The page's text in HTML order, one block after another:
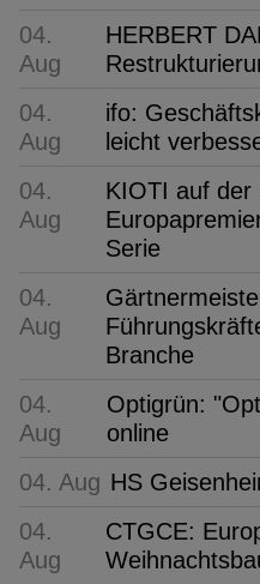
04.
Aug
HERBERT
04.
Aug
ifo:
leicht
04.
Aug
KIOTI auf der
Serie
04.
Aug
Branche
04.
Aug
Optigrün:
online
04. Aug HS
04.
Aug
CTGCE: